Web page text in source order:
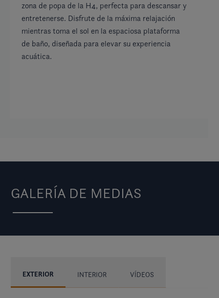
zona de popa de la H4, perfecta para descansar y
entretenerse. Disfrute de la máxima relajación
mientras toma el sol en la espaciosa plataforma
de baño, diseñada para elevar su experiencia
acuática.
GALERÍA DE MEDIAS
EXTERIOR INTERIOR VÍDEOS